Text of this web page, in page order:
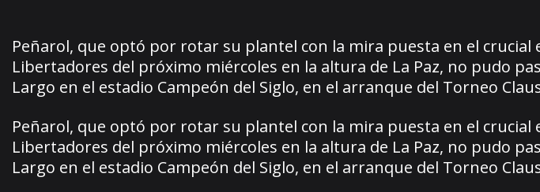
Peñarol, que optó por rotar su plantel con la mira puesta en el crucial
Libertadores del próximo miércoles en la altura de La Paz, no pudo
Largo en el estadio Campeón del Siglo, en el arranque del Torneo
Peñarol, que optó por rotar su plantel con la mira puesta en el crucial
Libertadores del próximo miércoles en la altura de La Paz, no pudo
Largo en el estadio Campeón del Siglo, en el arranque del Torneo